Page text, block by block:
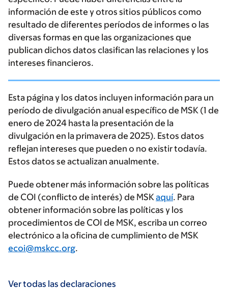
información de este y otros sitios públicos como
resultado de diferentes períodos de informes o las
diversas formas en que las organizaciones que
publican dichos datos clasifican las relaciones y los
intereses financieros.
Esta página y los datos incluyen información para un
período de divulgación anual específico de MSK (1 de
enero de 2024 hasta la presentación de la
divulgación en la primavera de 2025). Estos datos
reflejan intereses que pueden o no existir todavía.
Estos datos se actualizan anualmente.
Puede obtener más información sobre las políticas
de COI (conflicto de interés) de MSKaquí. Para
obtener información sobre las políticas y los
procedimientos de COI de MSK, escriba un correo
electrónico a la oficina de cumplimiento de MSK
ecoi@mskcc.org.
Ver todas las declaraciones